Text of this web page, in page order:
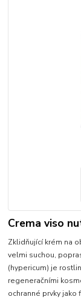
Crema viso
Zklidňující krém na
velmi suchou,
(hypericum) je
regeneračními
ochranné prvky jako